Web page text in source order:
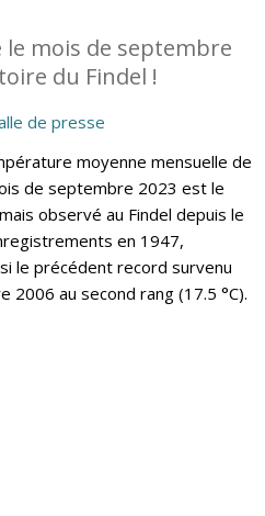
mois de septembre
du Findel !
de presse
moyenne mensuelle de
de septembre 2023 est le
observé au Findel depuis le
en 1947,
le précédent record survenu
2006 au second rang (17.5 °C).